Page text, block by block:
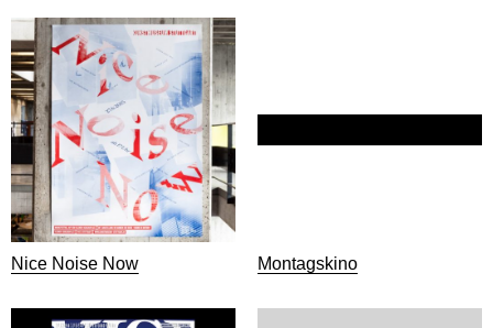
Nice Noise Now Montagskino